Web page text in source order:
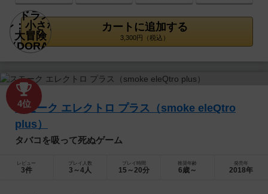
カートに追加する
3,300円（税込）
4位
スモーク エレクトロ プラス（smoke eleQtro
plus）
タバコを吸って死ぬゲーム
レビュー
3件
プレイ人数
3～4人
プレイ時間
15～20分
推奨年齢
6歳～
発売年
2018年